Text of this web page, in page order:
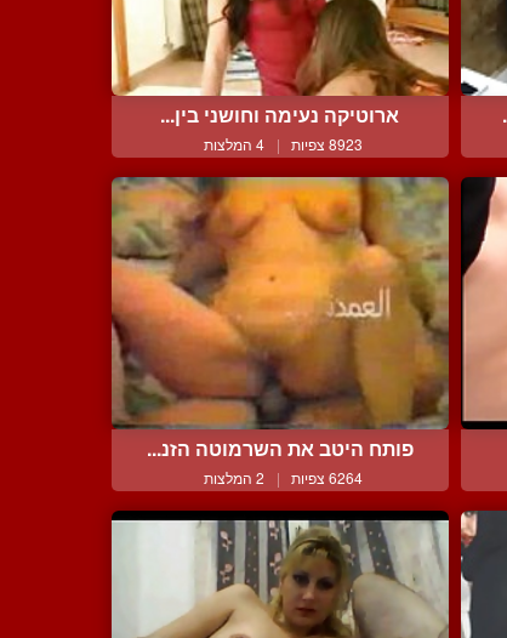
ארוטיקה נעימה וחושני בין...
8923 צפיות | 4 המלצות
פותח היטב את השרמוטה הזנ...
6264 צפיות | 2 המלצות